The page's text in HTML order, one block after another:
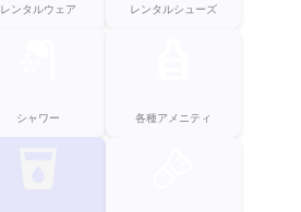
レンタルウェア レンタルシューズ
シャワー 各種アメニティ